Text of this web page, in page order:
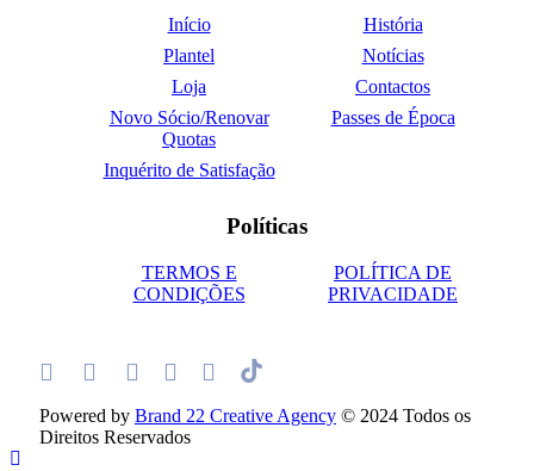
Início
História
Plantel
Notícias
Loja
Contactos
Novo Sócio/Renovar
Quotas
Passes de Época
Inquérito de Satisfação
Políticas
TERMOS E
CONDIÇÕES
POLÍTICA DE
PRIVACIDADE
Powered by Brand 22 Creative Agency © 2024 Todos os
Direitos Reservados